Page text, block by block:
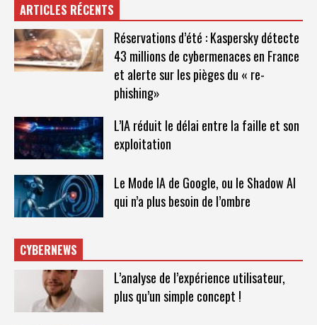
ARTICLES RÉCENTS
Réservations d’été : Kaspersky détecte
43 millions de cybermenaces en France
et alerte sur les pièges du « re-
phishing»
L’IA réduit le délai entre la faille et son
exploitation
Le Mode IA de Google, ou le Shadow AI
qui n’a plus besoin de l’ombre
CYBERNEWS
L’analyse de l’expérience utilisateur,
plus qu’un simple concept !